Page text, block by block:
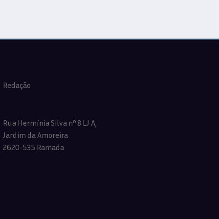
Redação
Rua Hermínia Silva nº 8 LJ A,
Jardim da Amoreira
2620-535 Ramada